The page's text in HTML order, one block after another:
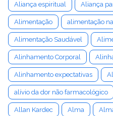
Aliança espiritual Aliança
Alimentação alimentação
Alimentação Saudável
Alinhamento Corporal
Alinhamento expectativas
alívio da dor não farmacológico
Allan Kardec Alma